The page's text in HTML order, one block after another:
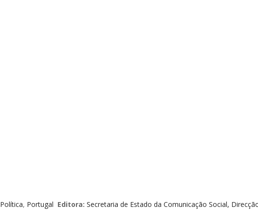
Política, Portugal Editora: Secretaria de Estado da Comunicação Social,